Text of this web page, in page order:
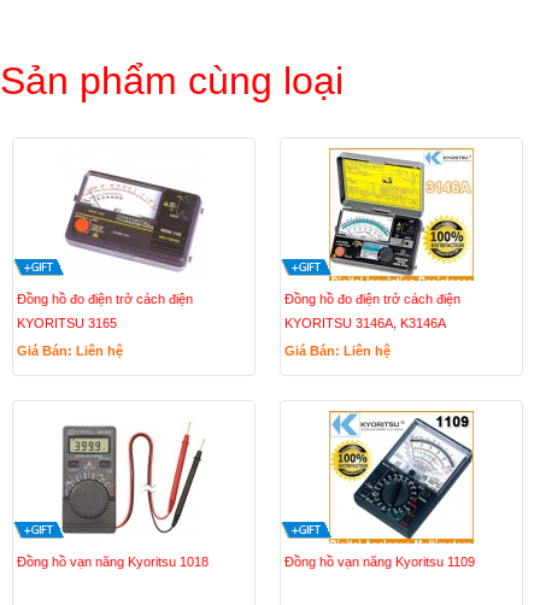
Sản phẩm cùng loại
Đồng hồ đo điện trở cách điện
KYORITSU 3165
Giá Bán: Liên hệ
Đồng hồ đo điện trở cách điện
KYORITSU 3146A, K3146A
Giá Bán: Liên hệ
Đồng hồ vạn năng Kyoritsu 1018 Đồng hồ vạn năng Kyoritsu 1109